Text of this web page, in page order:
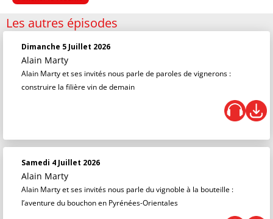
Les autres épisodes
Dimanche 5 Juillet 2026
Alain Marty
Alain Marty et ses invités nous parle de paroles de vignerons :
construire la filière vin de demain
Samedi 4 Juillet 2026
Alain Marty
Alain Marty et ses invités nous parle du vignoble à la bouteille :
l’aventure du bouchon en Pyrénées-Orientales